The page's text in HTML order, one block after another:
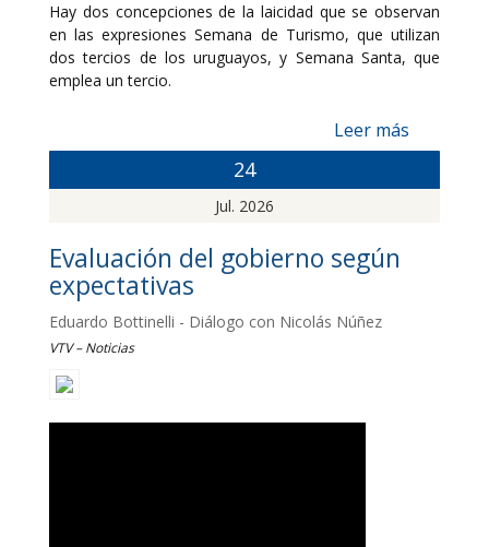
Hay dos concepciones de la laicidad que se observan
en las expresiones Semana de Turismo, que utilizan
dos tercios de los uruguayos, y Semana Santa, que
emplea un tercio.
Leer más
24
Jul. 2026
Evaluación del gobierno según
expectativas
Eduardo Bottinelli - Diálogo con Nicolás Núñez
VTV – Noticias